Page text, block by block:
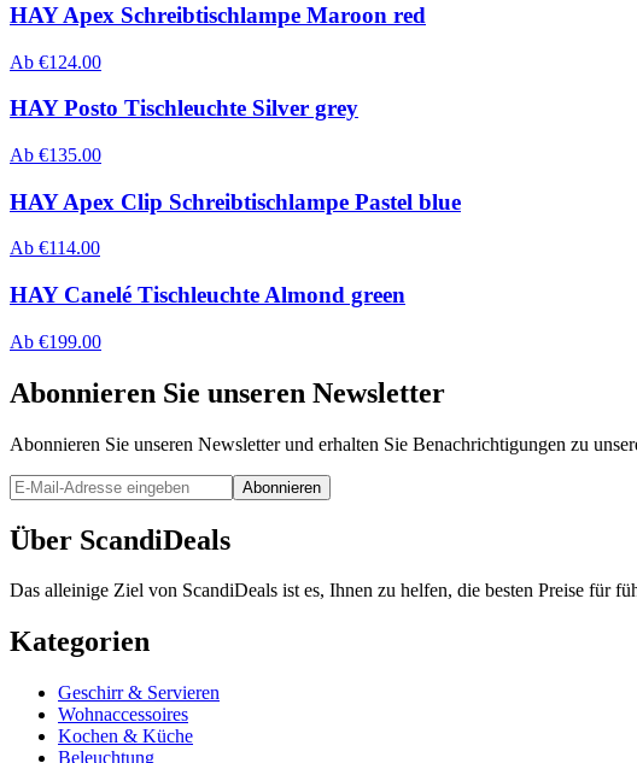
HAY Apex Schreibtischlampe Maroon red
Ab €124.00
HAY Posto Tischleuchte Silver grey
Ab €135.00
HAY Apex Clip Schreibtischlampe Pastel blue
Ab €114.00
HAY Canelé Tischleuchte Almond green
Ab €199.00
Abonnieren Sie unseren Newsletter
Abonnieren Sie unseren Newsletter und erhalten Sie Benachrichtigungen zu
Abonnieren
Über ScandiDeals
Das alleinige Ziel von ScandiDeals ist es, Ihnen zu helfen, die besten Preise für
Kategorien
Geschirr & Servieren
Wohnaccessoires
Kochen & Küche
Beleuchtung